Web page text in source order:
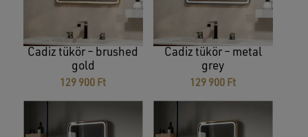
Cadiz tükör – brushed
gold
129 900 Ft
Cadiz tükör – metal
grey
129 900 Ft